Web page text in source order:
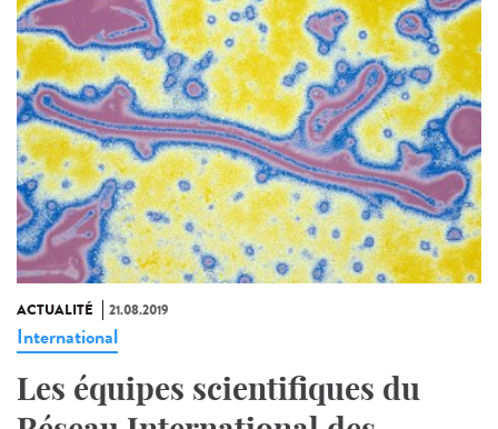
ACTUALITÉ 21.08.2019
International
Les équipes scientifiques du